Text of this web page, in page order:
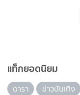
แท็กยอดนิยม
ดารา ข่าวบันเทิง